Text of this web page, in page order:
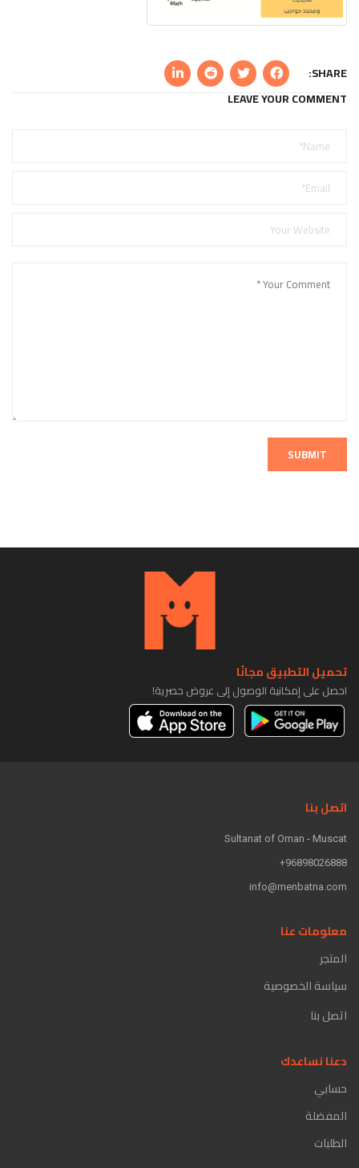
SHARE:
LEAVE YOUR COMMENT
SUBMIT
تحميل التطبيق مجانًا
احصل على إمكانية الوصول إلى عروض حصرية!
اتصل بنا
Sultanat of Oman - Muscat
96898026888+
info@menbatna.com
معلومات عنا
المتجر
سياسة الخصوصية
اتصل بنا
دعنا نساعدك
حسابي
المفضلة
الطلبات